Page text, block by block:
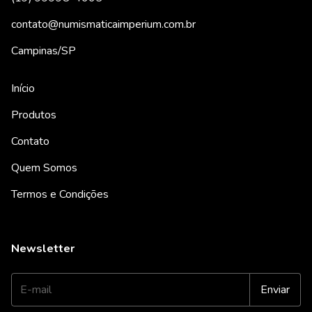
contato@numismaticaimperium.com.br
Campinas/SP
Início
Produtos
Contato
Quem Somos
Termos e Condições
Newsletter